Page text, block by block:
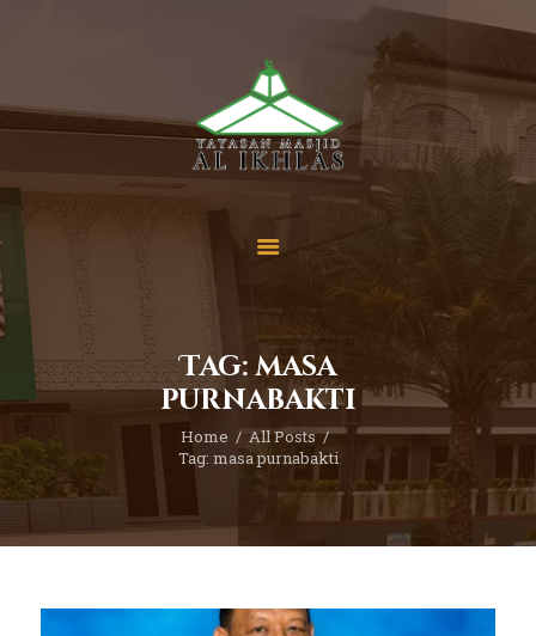
Tag: masa
purnabakti
Home
All Posts
Tag: masa purnabakti
Yuk Berdonasi
Kontak